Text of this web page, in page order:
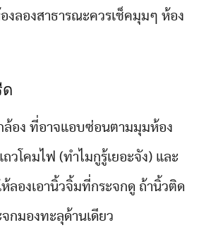
งลองสาธารณะควรเช็คมุมๆ ห้อง
ด
ล้อง ที่อาจแอบซ่อนตามมุมห้อง
วโคมไฟ (ทำไมกูรู้เยอะจัง) และ
ลองเอานิ้วจิ้มที่กระจกดู ถ้านิ้วติด
กมองทะลุด้านเดียว